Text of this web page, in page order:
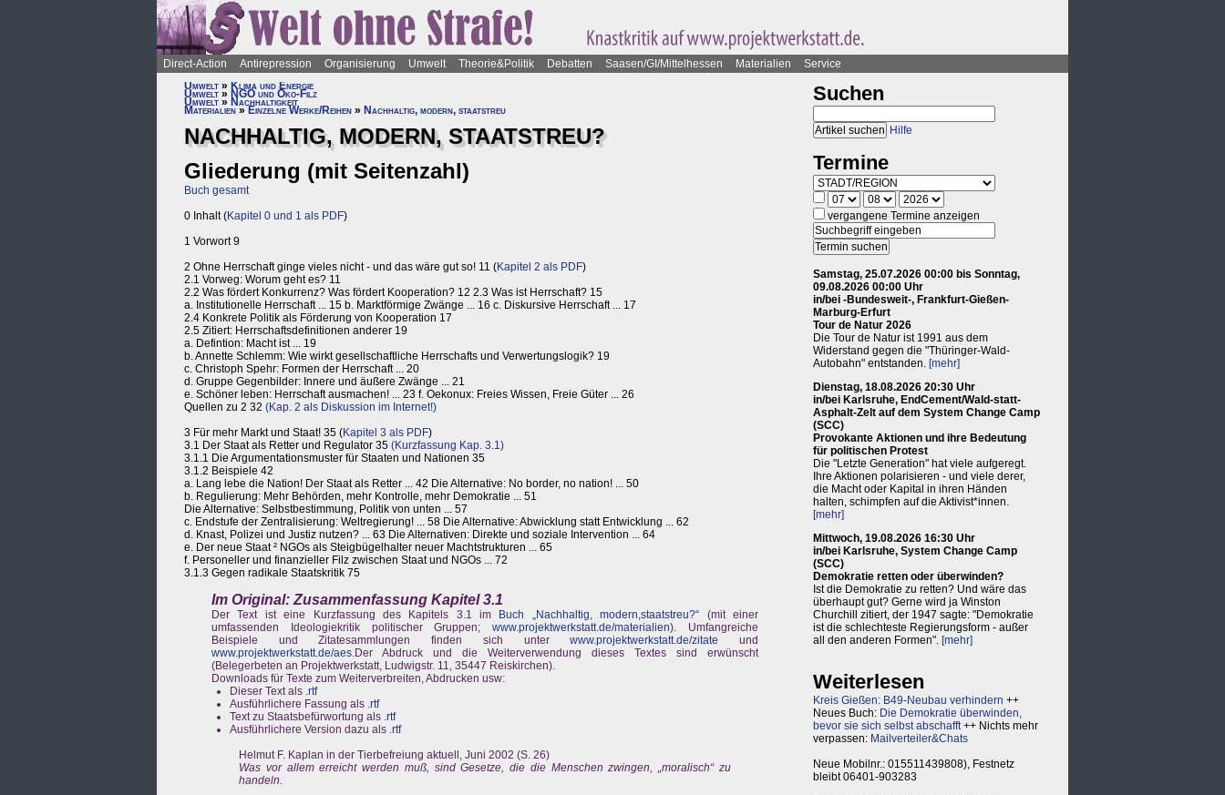
Direct-Action Antirepression Organisierung Umwelt Theorie&Politik Debatten Saasen/GI/Mittelhessen Materialien
Service
Umwelt » Klima und Energie
Umwelt » NGO und Öko-Filz
Umwelt » Nachhaltigkeit
Materialien » Einzelne Werke/Reihen » Nachhaltig, modern, staatstreu
NACHHALTIG, MODERN, STAATSTREU?
Gliederung (mit Seitenzahl)
Buch gesamt
0 Inhalt (Kapitel 0 und 1 als PDF)
1 Vorwort 9
2 Ohne Herrschaft ginge vieles nicht - und das wäre gut so! 11 (Kapitel 2 als PDF)
2.1 Vorweg: Worum geht es? 11
2.2 Was fördert Konkurrenz? Was fördert Kooperation? 12 2.3 Was ist Herrschaft? 15
a. Institutionelle Herrschaft ... 15 b. Marktförmige Zwänge ... 16 c. Diskursive Herrschaft ... 17
2.4 Konkrete Politik als Förderung von Kooperation 17
2.5 Zitiert: Herrschaftsdefinitionen anderer 19
a. Defintion: Macht ist ... 19
b. Annette Schlemm: Wie wirkt gesellschaftliche Herrschafts und Verwertungslogik? 19
c. Christoph Spehr: Formen der Herrschaft ... 20
d. Gruppe Gegenbilder: Innere und äußere Zwänge ... 21
e. Schöner leben: Herrschaft ausmachen! ... 23 f. Oekonux: Freies Wissen, Freie Güter ... 26
Quellen zu 2 32 (Kap. 2 als Diskussion im Internet!)
3 Für mehr Markt und Staat! 35 (Kapitel 3 als PDF)
3.1 Der Staat als Retter und Regulator 35 (Kurzfassung Kap. 3.1)
3.1.1 Die Argumentationsmuster für Staaten und Nationen 35
3.1.2 Beispiele 42
a. Lang lebe die Nation! Der Staat als Retter ... 42 Die Alternative: No border, no nation! ... 50
b. Regulierung: Mehr Behörden, mehr Kontrolle, mehr Demokratie ... 51
Die Alternative: Selbstbestimmung, Politik von unten ... 57
c. Endstufe der Zentralisierung: Weltregierung! ... 58 Die Alternative: Abwicklung statt Entwicklung ... 62
d. Knast, Polizei und Justiz nutzen? ... 63 Die Alternativen: Direkte und soziale Intervention ... 64
e. Der neue Staat ² NGOs als Steigbügelhalter neuer Machtstrukturen ... 65
f. Personeller und finanzieller Filz zwischen Staat und NGOs ... 72
3.1.3 Gegen radikale Staatskritik 75
Im Original: Zusammenfassung Kapitel 3.1
Der Text ist eine Kurzfassung des Kapitels 3.1 im Buch „Nachhaltig, modern,staatstreu?“ (mit einer
umfassenden Ideologiekritik politischer Gruppen;www.projektwerkstatt.de/materialien). Umfangreiche
Beispiele und Zitatesammlungen finden sich unterwww.projektwerkstatt.de/zitate und
www.projektwerkstatt.de/aes.Der Abdruck und die Weiterverwendung dieses Textes sind erwünscht
(Belegerbeten an Projektwerkstatt, Ludwigstr. 11, 35447 Reiskirchen).
Downloads für Texte zum Weiterverbreiten, Abdrucken usw:
Dieser Text als .rtf
Ausführlichere Fassung als .rtf
Text zu Staatsbefürwortung als .rtf
Ausführlichere Version dazu als .rtf
Helmut F. Kaplan in der Tierbefreiung aktuell, Juni 2002 (S. 26)
Was vor allem erreicht werden muß, sind Gesetze, die die Menschen zwingen, „moralisch“ zu
handeln.
Suchen
Hilfe
Termine
vergangene Termine anzeigen
Samstag, 25.07.2026 00:00 bis Sonntag,
09.08.2026 00:00 Uhr
in/bei -Bundesweit-, Frankfurt-Gießen-
Marburg-Erfurt
Tour de Natur 2026
Die Tour de Natur ist 1991 aus dem
Widerstand gegen die "Thüringer-Wald-
Autobahn" entstanden. [mehr]
Dienstag, 18.08.2026 20:30 Uhr
in/bei Karlsruhe, EndCement/Wald-statt-
Asphalt-Zelt auf dem System Change Camp
(SCC)
Provokante Aktionen und ihre Bedeutung
für politischen Protest
Die "Letzte Generation" hat viele aufgeregt.
Ihre Aktionen polarisieren - und viele derer,
die Macht oder Kapital in ihren Händen
halten, schimpfen auf die Aktivist*innen.
[mehr]
Mittwoch, 19.08.2026 16:30 Uhr
in/bei Karlsruhe, System Change Camp
(SCC)
Demokratie retten oder überwinden?
Ist die Demokratie zu retten? Und wäre das
überhaupt gut? Gerne wird ja Winston
Churchill zitiert, der 1947 sagte: "Demokratie
ist die schlechteste Regierungsform - außer
all den anderen Formen". [mehr]
Weiterlesen
Kreis Gießen: B49-Neubau verhindern ++
Neues Buch: Die Demokratie überwinden,
bevor sie sich selbst abschafft++ Nichts mehr
verpassen: Mailverteiler&Chats
Neue Mobilnr.: 015511439808), Festnetz
bleibt 06401-903283